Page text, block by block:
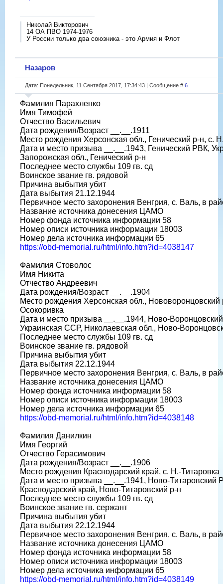
Николай Викторович
14 ОА ПВО 1974-1976
У России только два союзника - это Армия и Флот
Назаров
Дата: Понедельник, 11 Сентября 2017, 17:34:43 | Сообщение # 6
Фамилия Парахленко
Имя Тимофей
Отчество Васильевич
Дата рождения/Возраст __.__.1911
Место рождения Херсонская обл., Генический р-н, с.
Дата и место призыва __.__.1943, Генический РВК,
Запорожская обл., Генический р-н
Последнее место службы 109 гв. сд
Воинское звание гв. рядовой
Причина выбытия убит
Дата выбытия 21.12.1944
Первичное место захоронения Венгрия, с. Валь, в
Название источника донесения ЦАМО
Номер фонда источника информации 58
Номер описи источника информации 18003
Номер дела источника информации 65
https://obd-memorial.ru/html/info.htm?id=4038147
Фамилия Стоволос
Имя Никита
Отчество Андреевич
Дата рождения/Возраст __.__.1904
Место рождения Херсонская обл., Нововоронцовский
Осокоривка
Дата и место призыва __.__.1944, Ново-
Украинская ССР, Николаевская обл., Ново-
Последнее место службы 109 гв. сд
Воинское звание гв. рядовой
Причина выбытия убит
Дата выбытия 22.12.1944
Первичное место захоронения Венгрия, с. Валь, в
Название источника донесения ЦАМО
Номер фонда источника информации 58
Номер описи источника информации 18003
Номер дела источника информации 65
https://obd-memorial.ru/html/info.htm?id=4038148
Фамилия Данилкин
Имя Георгий
Отчество Герасимович
Дата рождения/Возраст __.__.1906
Место рождения Краснодарский край, с. Н.-Титаровка
Дата и место призыва __.__.1941, Ново-Титаровский
Краснодарский край, Ново-Титаровский р-н
Последнее место службы 109 гв. сд
Воинское звание гв. сержант
Причина выбытия убит
Дата выбытия 22.12.1944
Первичное место захоронения Венгрия, с. Валь, в
Название источника донесения ЦАМО
Номер фонда источника информации 58
Номер описи источника информации 18003
Номер дела источника информации 65
https://obd-memorial.ru/html/info.htm?id=4038149